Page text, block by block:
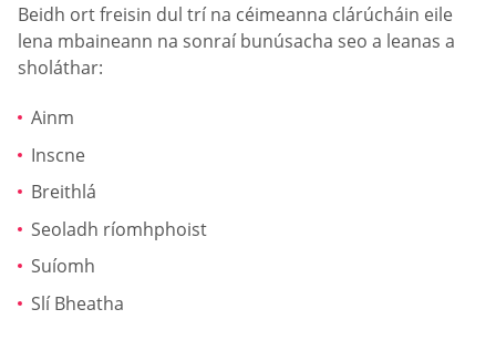
Beidh ort freisin dul trí na céimeanna clárúcháin eile
lena mbaineann na sonraí bunúsacha seo a leanas a
sholáthar:
Ainm
Inscne
Breithlá
Seoladh ríomhphoist
Suíomh
Slí Bheatha